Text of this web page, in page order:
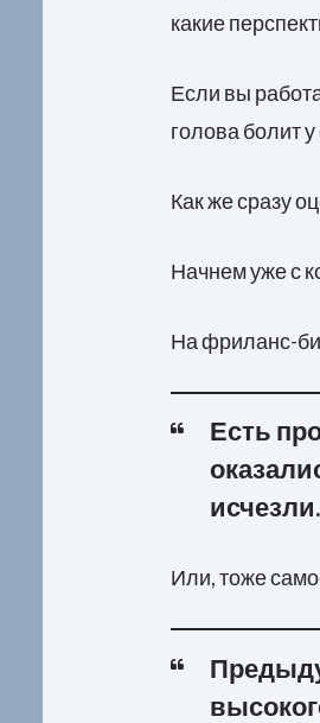
какие
Если вы
голова болит
Как же сразу
Начнем уже с
На фриланс-
Есть
исчезли.
Или, тоже